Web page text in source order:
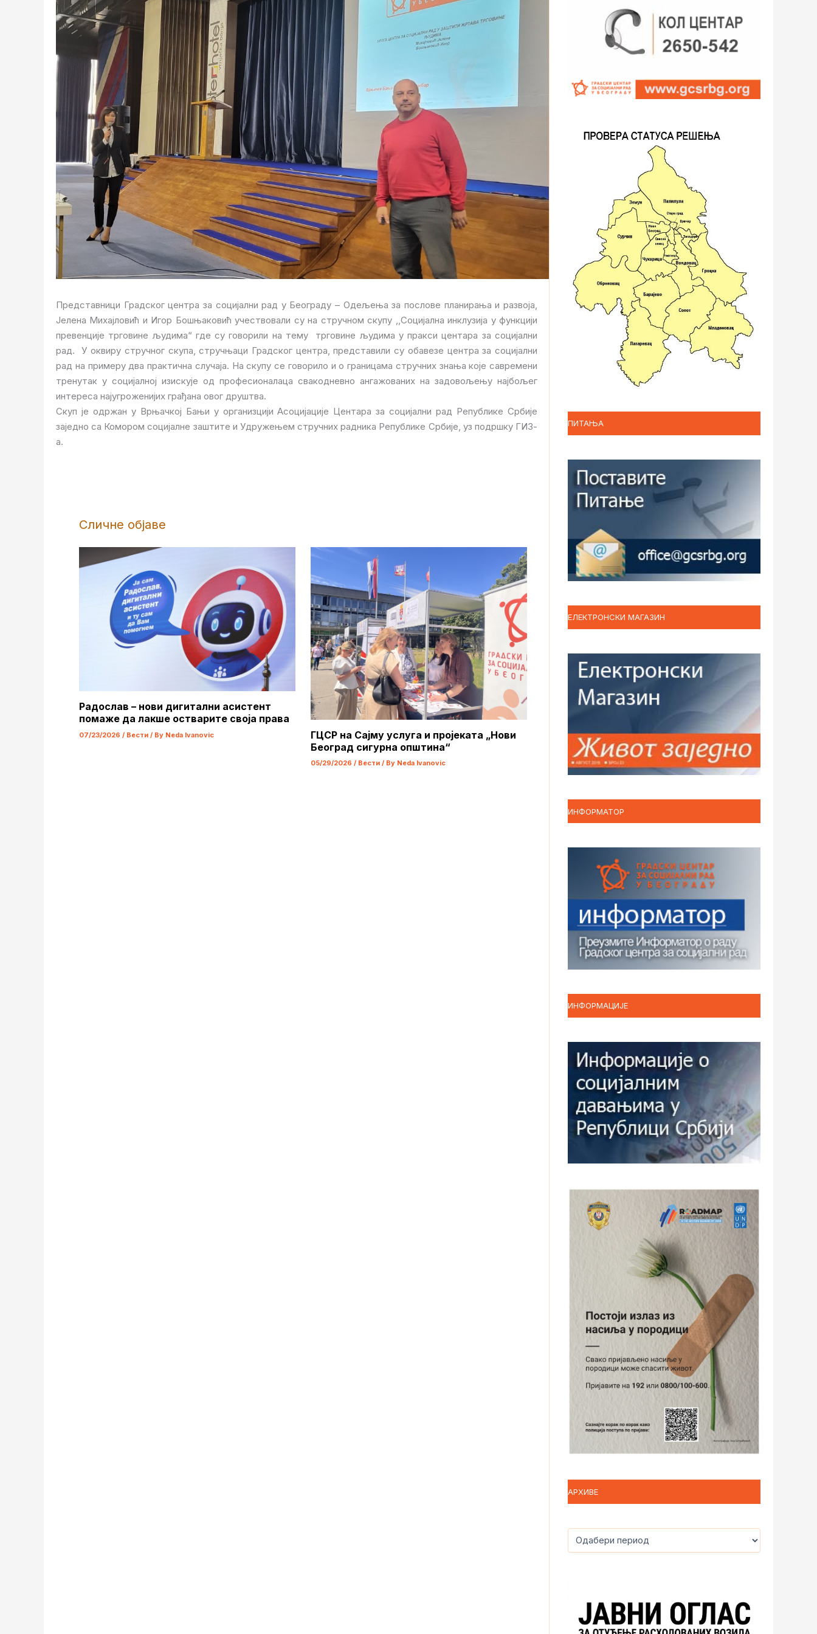
Представници Градског центра за социјални рад у Београду – Одељења за послове планирања и развоја,
Јелена Михајловић и Игор Бошњаковић учествовали су на стручном скупу ,,Социјална инклузија у функцији
превенције трговине људима“ где су говорили на тему трговине људима у пракси центара за социјални
рад. У оквиру стручног скупа, стручњаци Градског центра, представили су обавезе центра за социјални
рад на примеру два практична случаја. На скупу се говорило и о границама стручних знања које савремени
тренутак у социјалној изискује од професионалаца свакодневно ангажованих на задовољењу најбољег
интереса најугроженијих грађана овог друштва.
Скуп је одржан у Врњачкој Бањи у организцији Асоцијације Центара за социјални рад Републике Србије
заједно са Комором социјалне заштите и Удружењем стручних радника Републике Србије, уз подршку ГИЗ-
а.
Сличне објаве
Радослав – нови дигитални асистент
помаже да лакше остварите своја права
07/23/2026 / Вести/ By Neda Ivanovic
ГЦСР на Сајму услуга и пројеката „Нови
Београд сигурна општина“
05/29/2026 / Вести/ By Neda Ivanovic
ПИТАЊА
ЕЛЕКТРОНСКИ МАГАЗИН
ИНФОРМАТОР
ИНФОРМАЦИЈЕ
АРХИВЕ